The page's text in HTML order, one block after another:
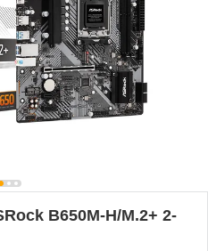
B650M-H/M.2+ 2-